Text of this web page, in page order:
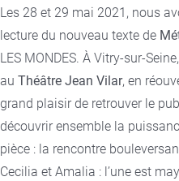
Les 28 et 29 mai 2021, nous
lecture du nouveau texte de
LES MONDES. À Vitry-sur-
au Théâtre Jean Vilar, en
grand plaisir de retrouver le
découvrir ensemble la
pièce : la rencontre
Cecilia et Amalia : l’une est